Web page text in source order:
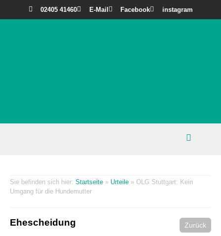
02405 41460 E-Mail Facebook instagram
Startseite » Urteile » OLG Stuttgart: Kein
Umgang für die Hundemutter
Ehescheidung Zurück